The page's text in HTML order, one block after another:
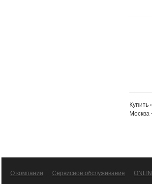
Москва
О компании Сервисное обслуживание